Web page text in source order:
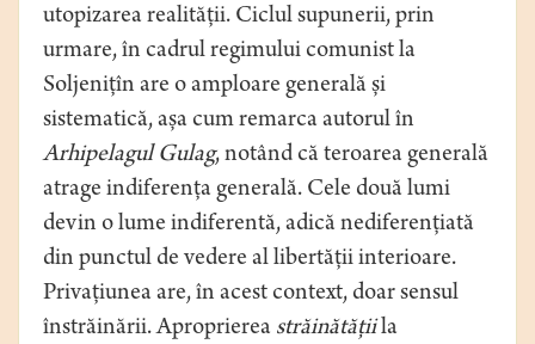
utopizarea realității. Ciclul supunerii, prin
urmare, în cadrul regimului comunist la
Soljenițîn are o amploare generală și
sistematică, așa cum remarca autorul în
Arhipelagul Gulag, notând că teroarea generală
atrage indiferența generală. Cele două lumi
devin o lume indiferentă, adică nediferențiată
din punctul de vedere al libertății interioare.
Privațiunea are, în acest context, doar sensul
înstrăinării. Aproprierea străinătățiila